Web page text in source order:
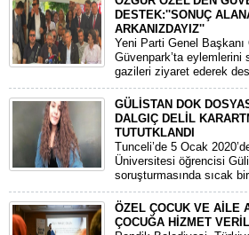
DESTEK:''SONUÇ
ARKANIZDAYIZ''
​Yeni Parti Genel
Güvenpark’ta eylemlerini
gazileri ziyaret ederek
GÜLİSTAN DOK
DALGIÇ DELİL
TUTUTKLANDI
​Tunceli’de 5 Ocak
Üniversitesi öğrencisi
soruşturmasında sıcak
ÖZEL ÇOCUK VE AİLE
ÇOCUĞA HİZMET